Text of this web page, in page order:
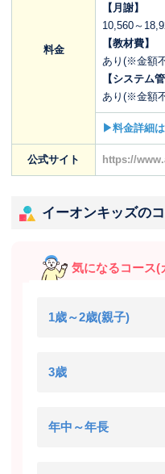
料金
【月謝】
10,560～
【教材費】
あり(※金額
【システム
あり(※金額
▶料金詳細
公式サイト https://
イーオンキッズの
気になるコース(
1歳～2歳(親子)
3歳
年中～年長